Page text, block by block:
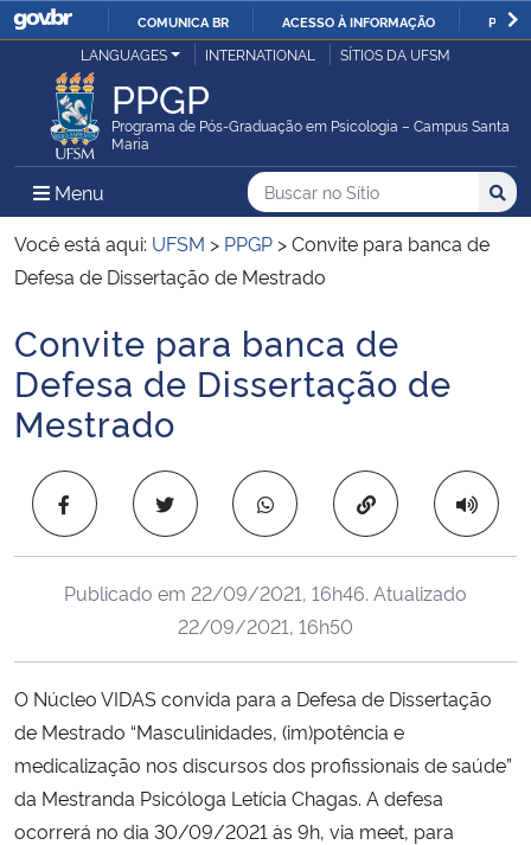
IR
O
COMUNICA BR ACESSO À INFORMAÇÃO
Ministério da Justiça e Segurança Pública
Ministério da Defesa
Ministério das Relações Exteriores
Ministério da Infraestrutura
Ministério da Agricultura, Pecuária e Abastecimento
Ministério da Educação
Ministério da Ciência, Tecnologia, Inovações e Comunicações
Ministério do Meio Ambiente
LANGUAGES INTERNATIONAL SÍTIOS DA UFSM
PPGP
Programa de Pós-Graduação em Psicologia – Campus Santa
Maria
Menu Menu Principal do Sítio
Busca
Buscar no no Sítio
Busca:
Você está aqui: UFSM > PPGP >Convite para banca de
Defesa de Dissertação de Mestrado
Início do conteúdo
Convite para banca de
Defesa de Dissertação de
Mestrado
Copiar para área
Publicado em 22/09/2021, 16h46. Atualizado
22/09/2021, 16h50
O Núcleo VIDAS convida para a Defesa de Dissertação
de Mestrado “Masculinidades, (im)potência e
medicalização nos discursos dos profissionais de saúde”
da Mestranda Psicóloga Letícia Chagas. A defesa
ocorrerá no dia 30/09/2021 às 9h, via meet, para